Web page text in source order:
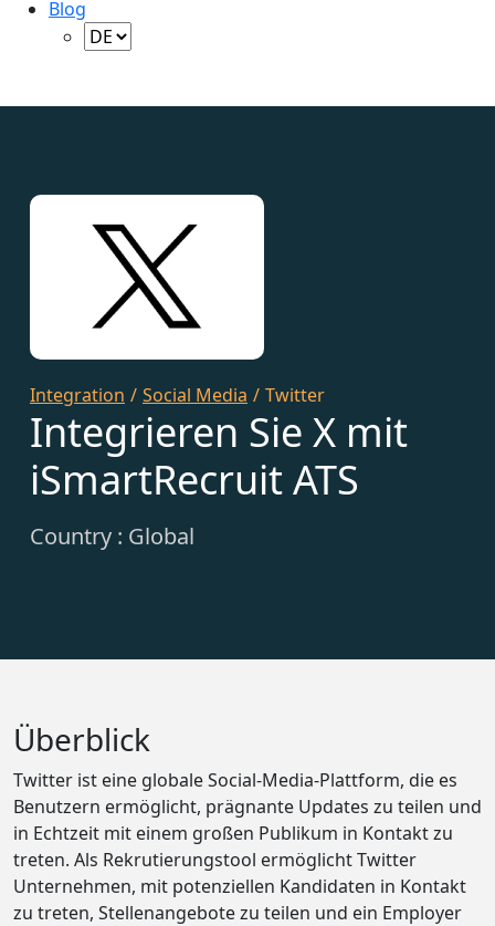
Blog
Integration / Social Media / Twitter
Integrieren Sie X mit
iSmartRecruit ATS
Country : Global
Überblick
Twitter ist eine globale Social-Media-Plattform, die es
Benutzern ermöglicht, prägnante Updates zu teilen und
in Echtzeit mit einem großen Publikum in Kontakt zu
treten. Als Rekrutierungstool ermöglicht Twitter
Unternehmen, mit potenziellen Kandidaten in Kontakt
zu treten, Stellenangebote zu teilen und ein Employer